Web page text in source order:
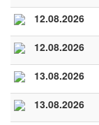
12.08.2026
12.08.2026
13.08.2026
13.08.2026